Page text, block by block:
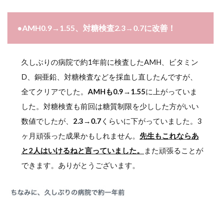
●AMH0.9→1.55、対糖検査2.3→0.7に改善！
久しぶりの病院で約1年前に検査したAMH、ビタミン
D、銅亜鉛、対糖検査などを採血し直したんですが、
全てクリアでした。 AMHも0.9→1.55に上がっていま
した。対糖検査も前回は糖質制限を少しした方がいい
数値でしたが、 2.3→0.7 くらいに下がっていました。3
ヶ月頑張った成果かもしれません。 先生もこれならあ
と2人はいけるねと言っていました。
また頑張ることが
できます。ありがとうございます。